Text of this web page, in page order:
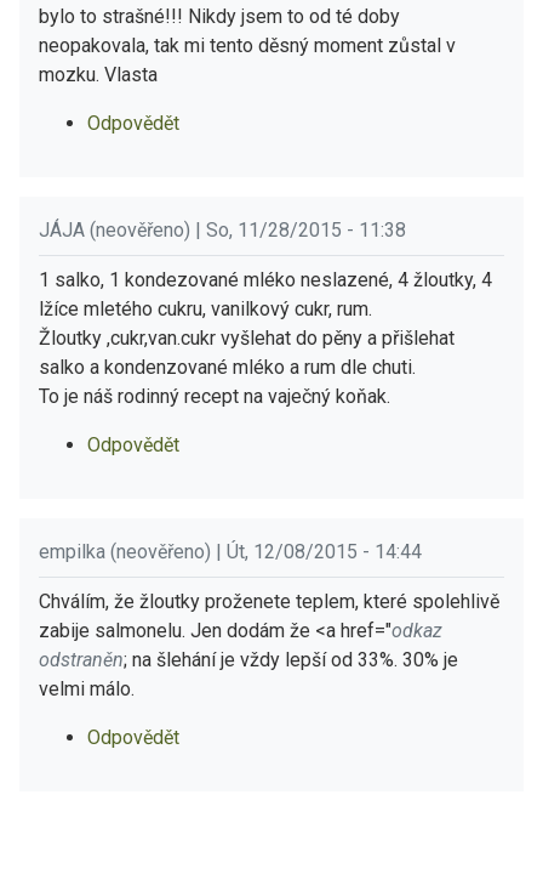
bylo to strašné!!! Nikdy jsem to od té doby
neopakovala, tak mi tento děsný moment zůstal v
mozku. Vlasta
Odpovědět
JÁJA (neověřeno) | So, 11/28/2015 - 11:38
1 salko, 1 kondezované mléko neslazené, 4 žloutky, 4
lžíce mletého cukru, vanilkový cukr, rum.
Žloutky ,cukr,van.cukr vyšlehat do pěny a přišlehat
salko a kondenzované mléko a rum dle chuti.
To je náš rodinný recept na vaječný koňak.
Odpovědět
empilka (neověřeno) | Út, 12/08/2015 - 14:44
Chválím, že žloutky proženete teplem, které spolehlivě
zabije salmonelu. Jen dodám že <a href="odkaz
odstraněn; na šlehání je vždy lepší od 33%. 30% je
velmi málo.
Odpovědět